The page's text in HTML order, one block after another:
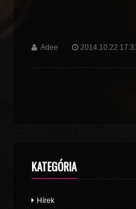
Adee 2014.10.22
KATEGÓRIA
Hírek